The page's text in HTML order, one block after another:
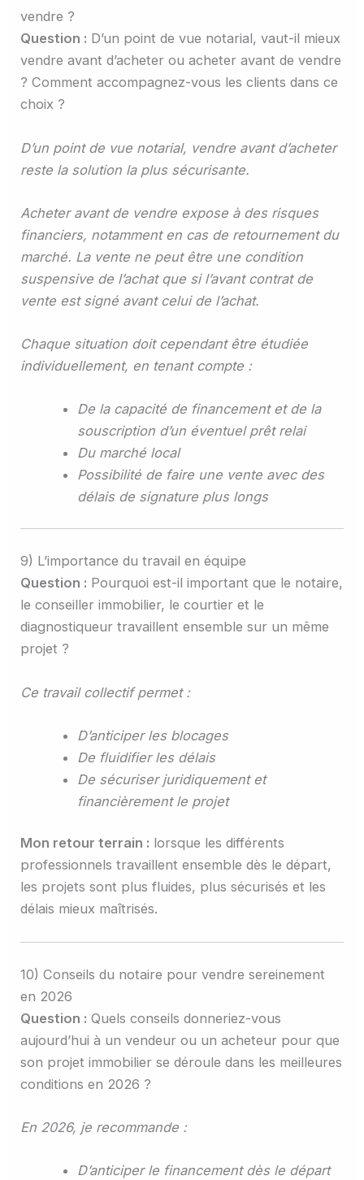
vendre ?
Question : D’un point de vue notarial, vaut-il mieux
vendre avant d’acheter ou acheter avant de vendre
? Comment accompagnez-vous les clients dans ce
choix ?
D’un point de vue notarial, vendre avant d’acheter
reste la solution la plus sécurisante.
Acheter avant de vendre expose à des risques
financiers, notamment en cas de retournement du
marché. La vente ne peut être une condition
suspensive de l’achat que si l’avant contrat de
vente est signé avant celui de l’achat.
Chaque situation doit cependant être étudiée
individuellement, en tenant compte :
De la capacité de financement et de la
souscription d’un éventuel prêt relai
Du marché local
Possibilité de faire une vente avec des
délais de signature plus longs
9) L’importance du travail en équipe
Question : Pourquoi est-il important que le notaire,
le conseiller immobilier, le courtier et le
diagnostiqueur travaillent ensemble sur un même
projet ?
Ce travail collectif permet :
D’anticiper les blocages
De fluidifier les délais
De sécuriser juridiquement et
financièrement le projet
Mon retour terrain : lorsque les différents
professionnels travaillent ensemble dès le départ,
les projets sont plus fluides, plus sécurisés et les
délais mieux maîtrisés.
10) Conseils du notaire pour vendre sereinement
en 2026
Question : Quels conseils donneriez-vous
aujourd’hui à un vendeur ou un acheteur pour que
son projet immobilier se déroule dans les meilleures
conditions en 2026 ?
En 2026, je recommande :
D’anticiper le financement dès le départ